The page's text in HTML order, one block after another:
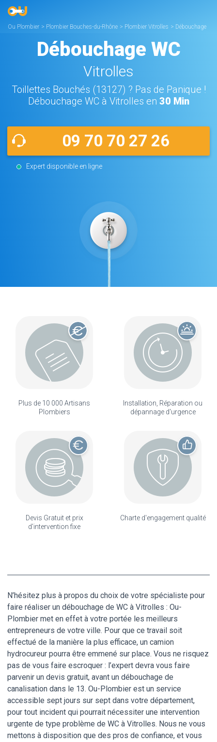
Ou Plombier > Plombier Bouches-du-Rhône > Plombier Vitrolles > Débouchage
Débouchage WC
Vitrolles
Toillettes Bouchés (13127) ? Pas de Panique !
Débouchage WC à Vitrolles en 30 Min
09 70 70 27 26
Expert disponible en ligne
Plus de 10 000 Artisans
Plombiers
Installation, Réparation ou
dépannage d'urgence
Devis Gratuit et prix
d'intervention fixe
Charte d'engagement qualité
N’hésitez plus à propos du choix de votre spécialiste pour
faire réaliser un débouchage de WC à Vitrolles : Ou-
Plombier met en effet à votre portée les meilleurs
entrepreneurs de votre ville. Pour que ce travail soit
effectué de la manière la plus efficace, un camion
hydrocureur pourra être emmené sur place. Vous ne risquez
pas de vous faire escroquer : l’expert devra vous faire
parvenir un devis gratuit, avant un débouchage de
canalisation dans le 13. Ou-Plombier est un service
accessible sept jours sur sept dans votre département,
pour tout incident qui pourrait nécessiter une intervention
urgente de type problème de WC à Vitrolles. Nous ne vous
mettons à disposition que des pros de confiance, et vous